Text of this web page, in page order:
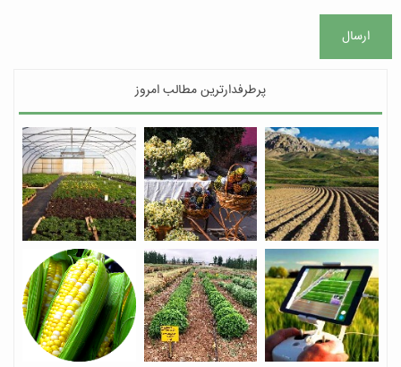
ارسال
پرطرفدارترین مطالب امروز